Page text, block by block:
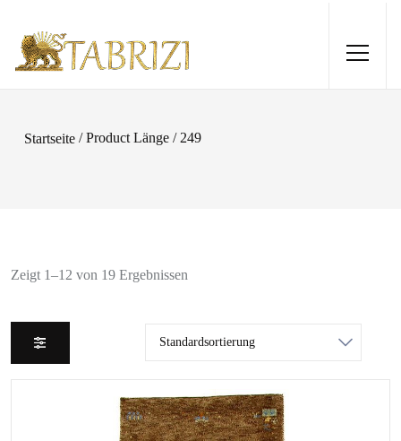
Startseite / Product Länge / 249
Zeigt 1–12 von 19 Ergebnissen